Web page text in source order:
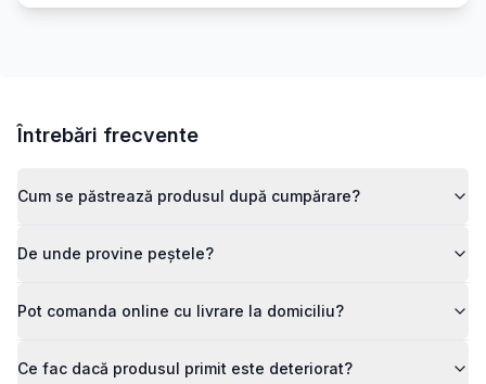
Întrebări frecvente
Cum se păstrează produsul după cumpărare?
De unde provine peștele?
Pot comanda online cu livrare la domiciliu?
Ce fac dacă produsul primit este deteriorat?